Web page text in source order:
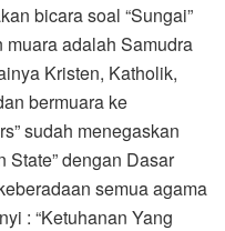
bicara soal “Sungai”
muara adalah Samudra
Kristen, Katholik,
bermuara ke
sudah menegaskan
State” dengan Dasar
semua agama
: “Ketuhanan Yang